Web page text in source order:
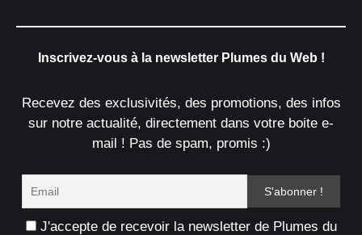
Inscrivez-vous à la newsletter Plumes du Web !
Recevez des exclusivités, des promotions, des infos
sur notre actualité, directement dans votre boite e-
mail ! Pas de spam, promis :)
J'accepte de recevoir la newsletter de Plumes du